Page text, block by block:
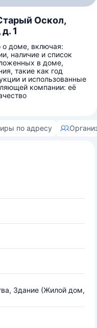
Оскол,
1
доме, включая:
наличие и список
в доме,
такие как год
и использованные
компании: её
по адресу
Здание (Жилой дом,